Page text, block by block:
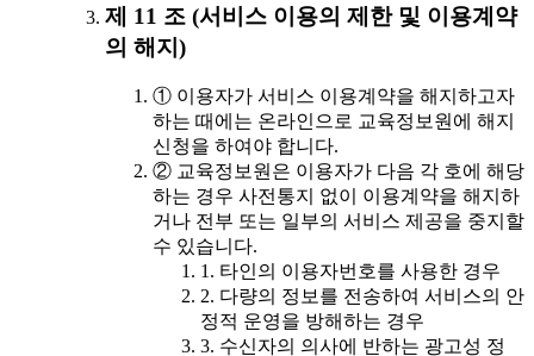
제 11 조 (서비스 이용의 제한 및 이용계약
의 해지)
① 이용자가 서비스 이용계약을 해지하고자
하는 때에는 온라인으로 교육정보원에 해지
신청을 하여야 합니다.
② 교육정보원은 이용자가 다음 각 호에 해당
하는 경우 사전통지 없이 이용계약을 해지하
거나 전부 또는 일부의 서비스 제공을 중지할
수 있습니다.
1. 타인의 이용자번호를 사용한 경우
2. 다량의 정보를 전송하여 서비스의 안
정적 운영을 방해하는 경우
3. 수신자의 의사에 반하는 광고성 정